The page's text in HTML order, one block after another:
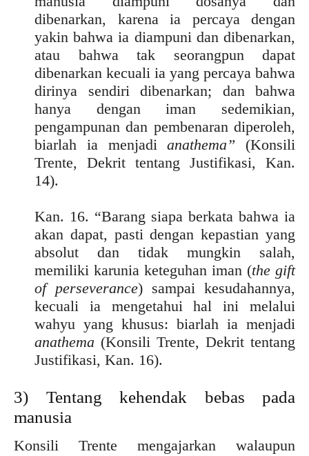
dibenarkan, karena ia percaya dengan
yakin bahwa ia diampuni dan dibenarkan,
atau bahwa tak seorangpun dapat
dibenarkan kecuali ia yang percaya bahwa
dirinya sendiri dibenarkan; dan bahwa
hanya dengan iman sedemikian,
pengampunan dan pembenaran diperoleh,
biarlah ia menjadianathema” (Konsili
Trente, Dekrit tentang Justifikasi, Kan.
14).
Kan. 16. “Barang siapa berkata bahwa ia
akan dapat, pasti dengan kepastian yang
absolut dan tidak mungkin salah,
memiliki karunia keteguhan iman (the gift
of perseverance) sampai kesudahannya,
kecuali ia mengetahui hal ini melalui
wahyu yang khusus: biarlah ia menjadi
anathema (Konsili Trente, Dekrit tentang
Justifikasi, Kan. 16).
3) Tentang kehendak bebas pada
manusia
Konsili Trente mengajarkan walaupun